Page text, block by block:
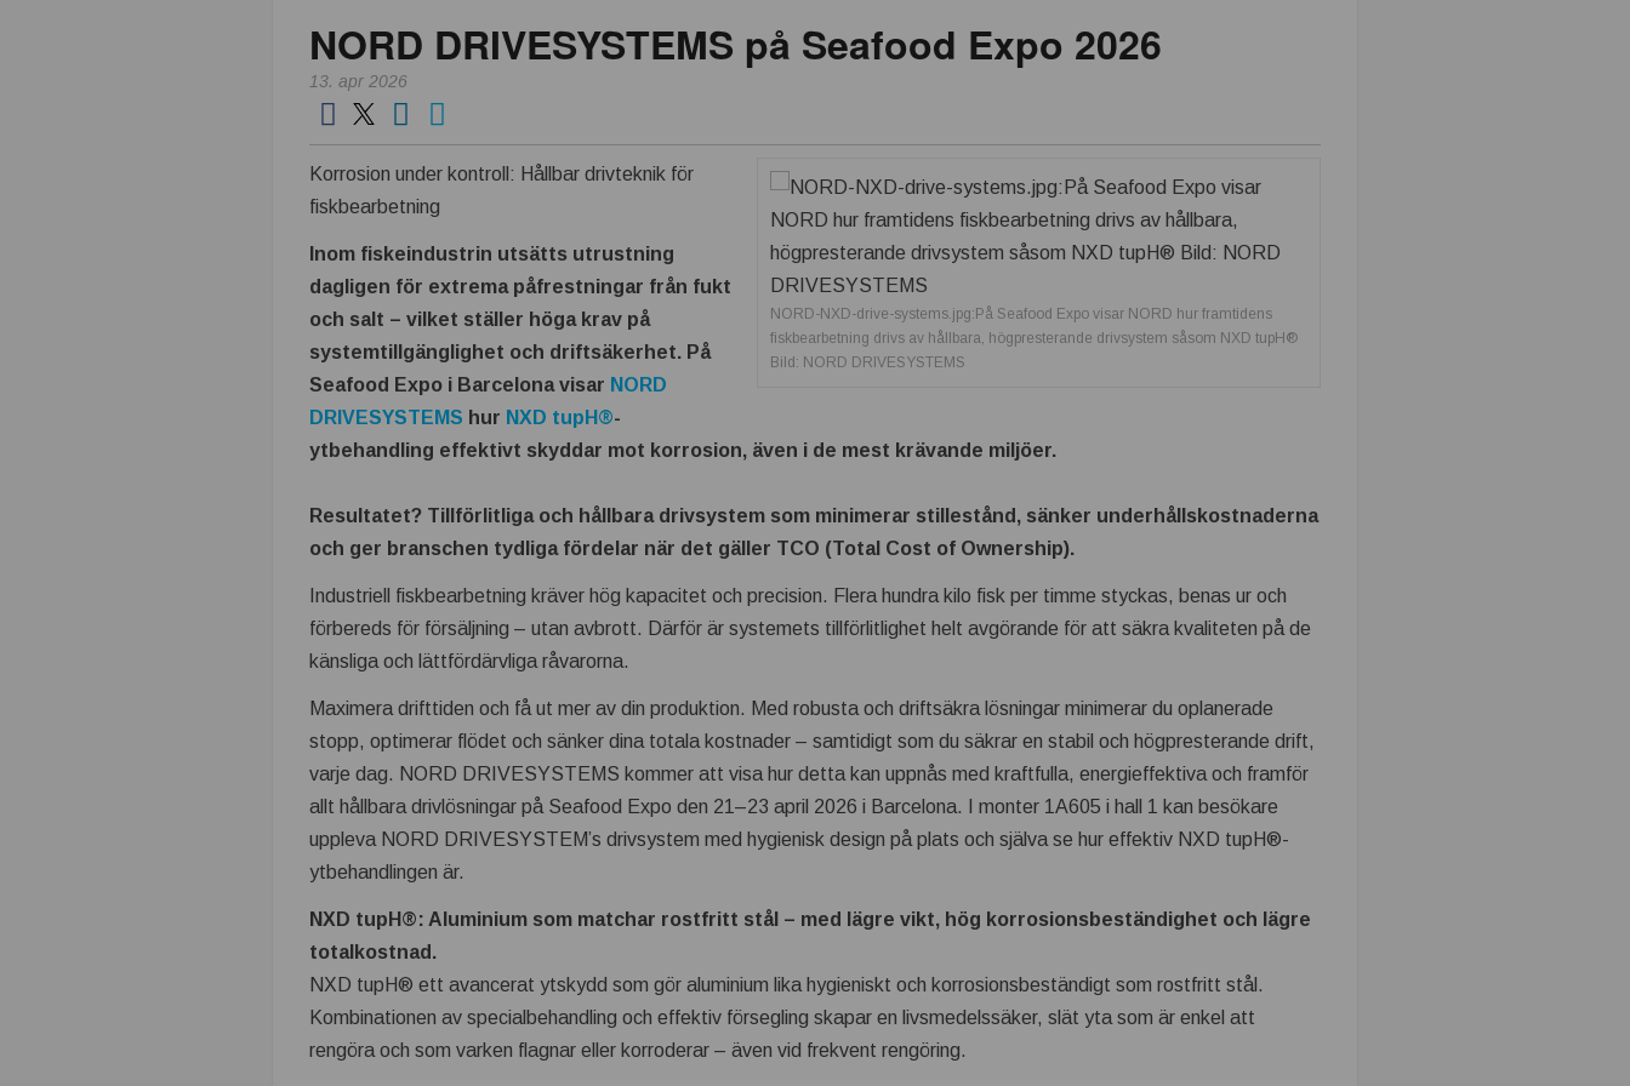
NORD DRIVESYSTEMS på Seafood Expo 2026
13. apr 2026
NORD-NXD-drive-systems.jpg:På Seafood Expo visar NORD hur framtidens
fiskbearbetning drivs av hållbara, högpresterande drivsystem såsom NXD tupH®
Bild: NORD DRIVESYSTEMS
Korrosion under kontroll: Hållbar drivteknik för
fiskbearbetning
Inom fiskeindustrin utsätts utrustning
dagligen för extrema påfrestningar från fukt
och salt – vilket ställer höga krav på
systemtillgänglighet och driftsäkerhet. På
Seafood Expo i Barcelona visar NORD
DRIVESYSTEMS hur NXD tupH®-
ytbehandling effektivt skyddar mot korrosion, även i de mest krävande miljöer.
Resultatet? Tillförlitliga och hållbara drivsystem som minimerar stillestånd, sänker underhållskostnaderna
och ger branschen tydliga fördelar när det gäller TCO (Total Cost of Ownership).
Industriell fiskbearbetning kräver hög kapacitet och precision. Flera hundra kilo fisk per timme styckas, benas ur och
förbereds för försäljning – utan avbrott. Därför är systemets tillförlitlighet helt avgörande för att säkra kvaliteten på de
känsliga och lättfördärvliga råvarorna.
Maximera drifttiden och få ut mer av din produktion. Med robusta och driftsäkra lösningar minimerar du oplanerade
stopp, optimerar flödet och sänker dina totala kostnader – samtidigt som du säkrar en stabil och högpresterande drift,
varje dag. NORD DRIVESYSTEMS kommer att visa hur detta kan uppnås med kraftfulla, energieffektiva och framför
allt hållbara drivlösningar på Seafood Expo den 21–23 april 2026 i Barcelona. I monter 1A605 i hall 1 kan besökare
uppleva NORD DRIVESYSTEM’s drivsystem med hygienisk design på plats och själva se hur effektiv NXD tupH®-
ytbehandlingen är.
NXD tupH®: Aluminium som matchar rostfritt stål – med lägre vikt, hög korrosionsbeständighet och lägre
totalkostnad.
NXD tupH® ett avancerat ytskydd som gör aluminium lika hygieniskt och korrosionsbeständigt som rostfritt stål.
Kombinationen av specialbehandling och effektiv försegling skapar en livsmedelssäker, slät yta som är enkel att
rengöra och som varken flagnar eller korroderar – även vid frekvent rengöring.